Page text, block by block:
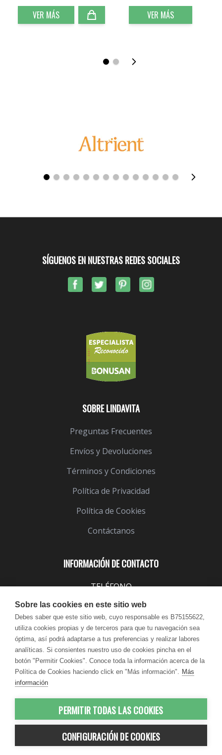
VER MÁS
VER MÁS
INFORMACIÓN DE CONTACTO
TELÉFONO
EMAIL
info@lindavita.com
HORARIO
Lun - Jue / 9:00 - 18:30
Vie / 9:00 - 17:30
SOBRE LINDAVITA
Preguntas Frecuentes
Envíos y Devoluciones
Términos y Condiciones
Política de Privacidad
Política de Cookies
Contáctanos
SÍGUENOS EN NUESTRAS REDES SOCIALES
© 2012-2026 LindaVita - Todos los
derechos reservados
Sobre las cookies en este sitio web
Debes saber que este sitio web, cuyo responsable es B75155622,
utiliza cookies propias y de terceros para que tu navegación sea
óptima, así podrá adaptarse a tus preferencias y realizar labores
analíticas. Si consientes nuestro uso de cookies pincha en el
botón "Permitir Cookies". Conoce toda la información acerca de la
Política de Cookies haciendo click en "Más información". Más
información
PERMITIR TODAS LAS COOKIES
CONFIGURACIÓN DE COOKIES